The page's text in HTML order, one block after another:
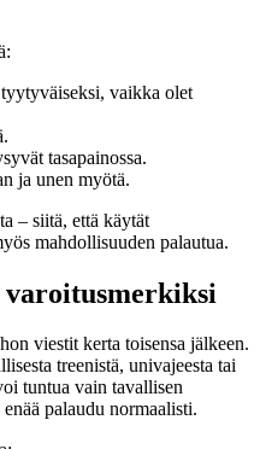
vaikka olet
tasapainossa.
ja unen myötä.
– siitä, että käytät
mahdollisuuden palautua.
varoitusmerkiksi
viestit kerta toisensa jälkeen.
treenistä, univajeesta tai
tuntua vain tavallisen
palaudu normaalisti.